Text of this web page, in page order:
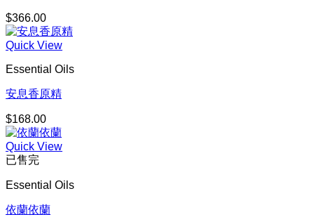
$366.00
Quick View
Essential Oils
安息香原精
$168.00
Quick View
已售完
Essential Oils
依蘭依蘭